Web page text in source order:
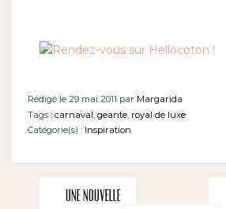
Rédigé le 29 mai 2011 par Margarida
Tags : carnaval, geante, royal de luxe
Catégorie(s) : Inspiration
Une nouvelle